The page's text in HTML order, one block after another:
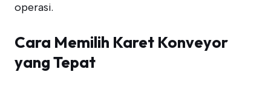
operasi.
Cara Memilih Karet Konveyor
yang Tepat